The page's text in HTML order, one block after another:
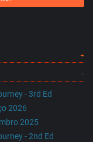
- 3rd Ed
2026
2025
- 2nd Ed